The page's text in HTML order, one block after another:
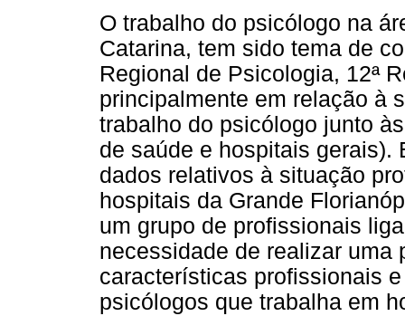
O trabalho do psicólogo na
Catarina, tem sido tema de
Regional de Psicologia, 12ª
principalmente em relação à
trabalho do psicólogo junto
de saúde e hospitais gerais).
dados relativos à situação
hospitais da Grande
um grupo de profissionais
necessidade de realizar uma
características profissionais
psicólogos que trabalha em